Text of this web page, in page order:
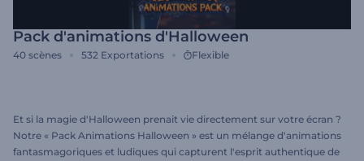
Pack d'animations d'Halloween
40 scènes 532 Exportations Flexible
Et si la magie d'Halloween prenait vie directement sur votre écran ?
Notre « Pack Animations Halloween » est un mélange d'animations
fantasmagoriques et ludiques qui capturent l'esprit authentique de